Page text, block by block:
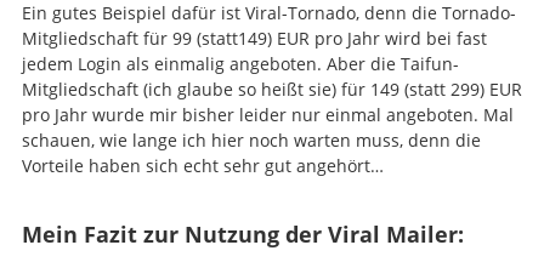
Ein gutes Beispiel dafür ist Viral-Tornado, denn die Tornado-
Mitgliedschaft für 99 (statt149) EUR pro Jahr wird bei fast
jedem Login als einmalig angeboten. Aber die Taifun-
Mitgliedschaft (ich glaube so heißt sie) für 149 (statt 299) EUR
pro Jahr wurde mir bisher leider nur einmal angeboten. Mal
schauen, wie lange ich hier noch warten muss, denn die
Vorteile haben sich echt sehr gut angehört…
Mein Fazit zur Nutzung der Viral Mailer: